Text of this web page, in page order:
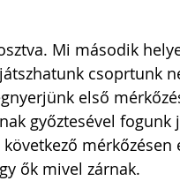
Mi második
csoprtunk
első
győztesével fogunk
következő
ők mivel zárnak.